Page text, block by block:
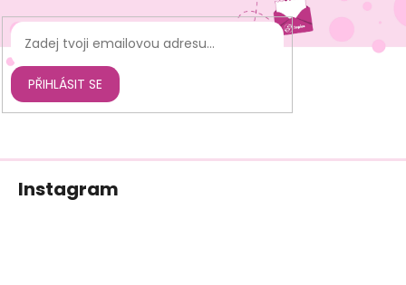
PŘIHLÁSIT SE
Z
Instagram